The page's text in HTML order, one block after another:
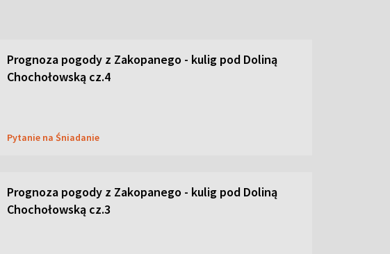
Prognoza pogody z Zakopanego - kulig pod Doliną
Chochołowską cz.4
Pytanie na Śniadanie
Prognoza pogody z Zakopanego - kulig pod Doliną
Chochołowską cz.3